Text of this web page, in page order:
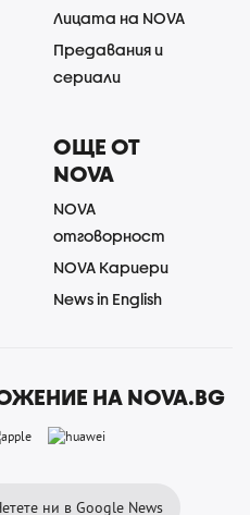
Лицата на NOVA
Предавания и
сериали
ОЩЕ ОТ
NOVA
NOVA
отговорност
NOVA Кариери
News in English
НА NOVA.BG
ни в Google News